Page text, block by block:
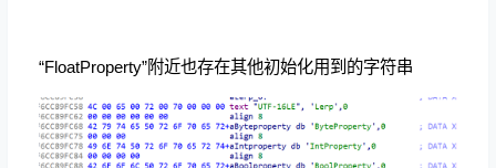
“FloatProperty”附近也存在其他初始化用到的字符串